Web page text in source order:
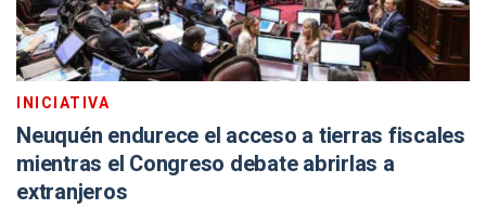
INICIATIVA
Neuquén endurece el acceso a tierras fiscales
mientras el Congreso debate abrirlas a
extranjeros